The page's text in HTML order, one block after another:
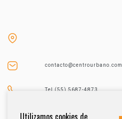
contacto@centrourbano.com
Tel (55) 5687-4873
Utilizamos cookies de